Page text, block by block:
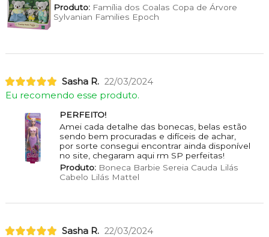
Produto:Família dos Coalas Copa de Árvore
Sylvanian Families Epoch
Sasha R. 22/03/2024
Eu recomendo esse produto.
PERFEITO!
Amei cada detalhe das bonecas, belas estão
sendo bem procuradas e difíceis de achar,
por sorte consegui encontrar ainda disponível
no site, chegaram aqui rm SP perfeitas!
Produto:Boneca Barbie Sereia Cauda Lilás
Cabelo Lilás Mattel
Sasha R. 22/03/2024